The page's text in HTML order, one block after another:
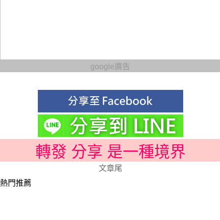
google廣告
轉發 分享 是一種境界
文章尾
熱門推薦